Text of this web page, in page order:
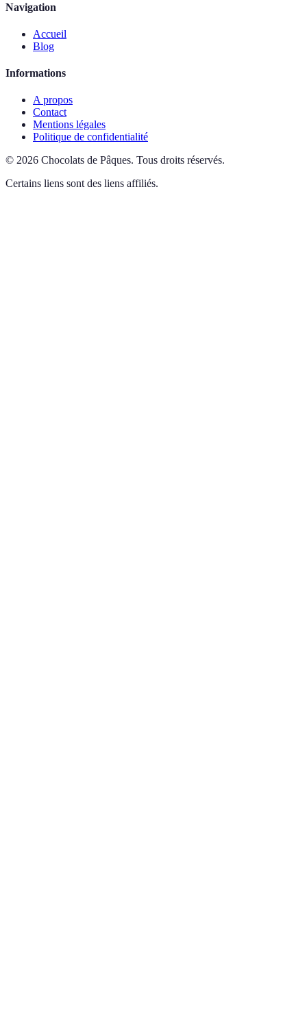
Navigation
Accueil
Blog
Informations
A propos
Contact
Mentions légales
Politique de confidentialité
© 2026 Chocolats de Pâques. Tous droits réservés.
Certains liens sont des liens affiliés.